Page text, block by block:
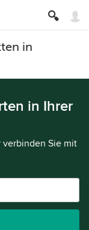
in
in Ihrer
verbinden Sie mit